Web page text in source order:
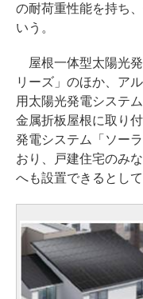
の耐荷重性能を持ち
いう。
屋根一体型太陽光
リーズ」のほか、ア
用太陽光発電システ
金属折板屋根に取り
発電システム「ソー
おり、戸建住宅のみ
へも設置できるとして